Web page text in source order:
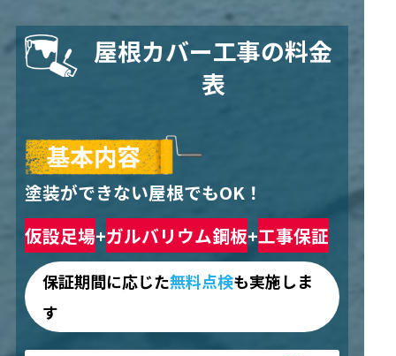
屋根カバー工事の料金
表
塗装ができない屋根でもOK！
仮設足場+ガルバリウム鋼板+工事保証
保証期間に応じた無料点検も実施しま
す